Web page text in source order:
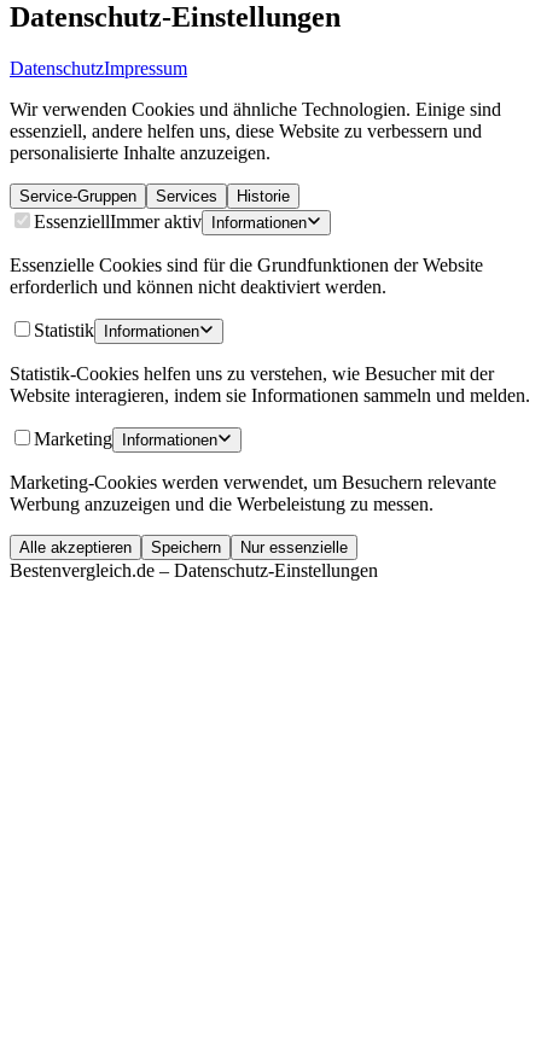
Datenschutz-Einstellungen
DatenschutzImpressum
Wir verwenden Cookies und ähnliche Technologien. Einige sind
essenziell, andere helfen uns, diese Website zu verbessern und
personalisierte Inhalte anzuzeigen.
Service-Gruppen Services Historie
EssenziellImmer aktiv Informationen
Essenzielle Cookies sind für die Grundfunktionen der Website
erforderlich und können nicht deaktiviert werden.
Statistik Informationen
Statistik-Cookies helfen uns zu verstehen, wie Besucher mit der
Website interagieren, indem sie Informationen sammeln und melden.
Marketing Informationen
Marketing-Cookies werden verwendet, um Besuchern relevante
Werbung anzuzeigen und die Werbeleistung zu messen.
Alle akzeptieren Speichern Nur essenzielle
Bestenvergleich.de – Datenschutz-Einstellungen